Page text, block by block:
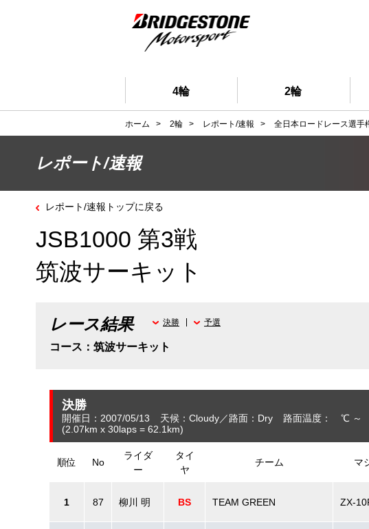
4輪 2輪
ホーム > 2輪 > レポート/速報 > 全日本ロードレース選手
レポート/速報
レポート/速報トップに戻る
JSB1000 第3戦
筑波サーキット
レース結果
コース：筑波サーキット
決勝 予選
決勝
開催日：2007/05/13 天候：Cloudy 路面：Dry 路面温度： ℃
(2.07km x 30laps = 62.1 km)
順位 No
ライダ
ー
タイ
ヤ
チーム マ
1 87 柳川 明 BS TEAM GREEN ZX-